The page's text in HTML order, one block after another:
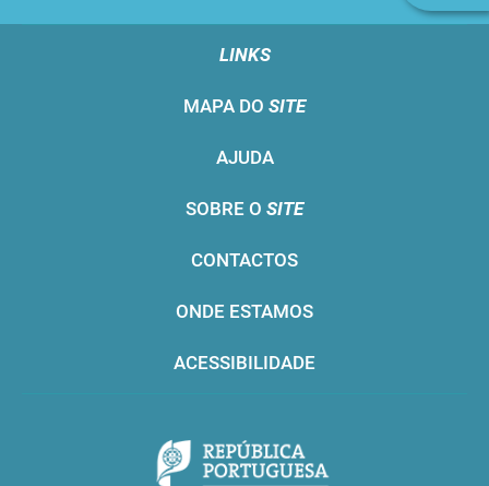
LINKS
MAPA DO SITE
AJUDA
SOBRE O SITE
CONTACTOS
ONDE ESTAMOS
ACESSIBILIDADE